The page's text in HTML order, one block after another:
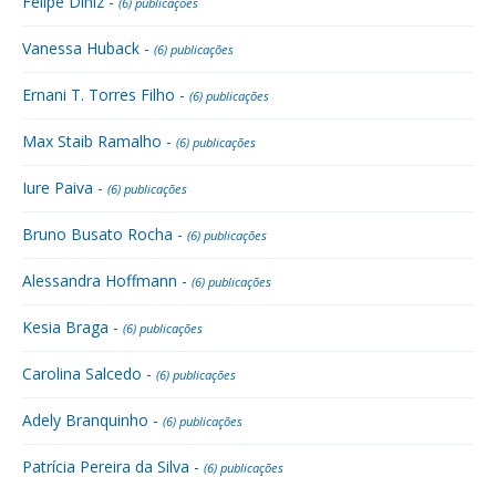
Vanessa Huback - (6) publicações
Ernani T. Torres Filho - (6) publicações
Max Staib Ramalho - (6) publicações
Iure Paiva - (6) publicações
Bruno Busato Rocha - (6) publicações
Alessandra Hoffmann - (6) publicações
Kesia Braga - (6) publicações
Carolina Salcedo - (6) publicações
Adely Branquinho - (6) publicações
Patrícia Pereira da Silva - (6) publicações